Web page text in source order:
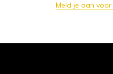
Meld je aan